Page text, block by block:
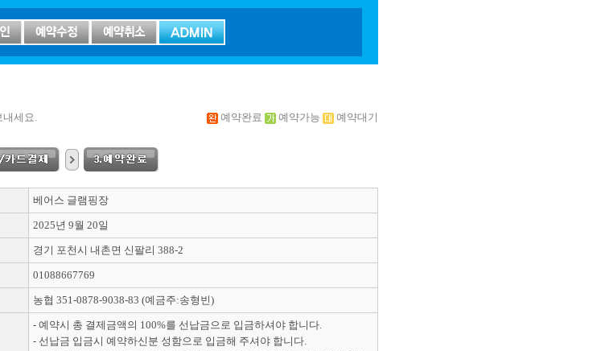
내세요. 예약완료 예약가능 예약대기
베어스 글램핑장
2025년 9월 20일
경기 포천시 내촌면 신팔리 388-2
01088667769
농협 351-0878-9038-83 (예금주:송형빈)
- 예약시 총 결제금액의 100%를 선납금으로 입금하셔야 합니다.
- 선납금 입금시 예약하신분 성함으로 입금해 주셔야 합니다.